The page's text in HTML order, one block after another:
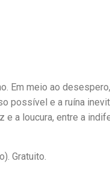
Em meio ao
possível e a ruína
e a loucura, entre a
Gratuito.